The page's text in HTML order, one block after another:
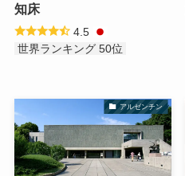
知床
4.5
世界ランキング 50位
アルゼンチン